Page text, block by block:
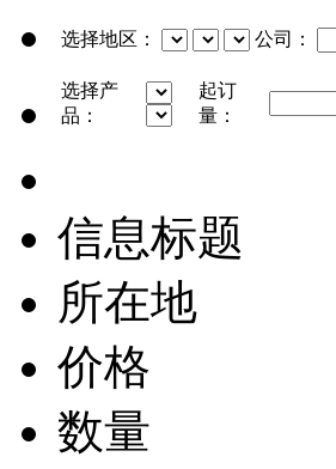
选择地区： 公司：
选择产
品：
起订
量：
信息标题
所在地
价格
数量